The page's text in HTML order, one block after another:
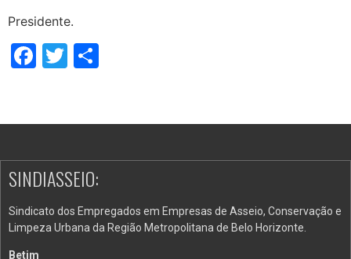
Presidente.
Facebook
Twitter
SINDIASSEIO:
Sindicato dos Empregados em Empresas de Asseio, Conservação e
Limpeza Urbana da Região Metropolitana de Belo Horizonte.
Betim